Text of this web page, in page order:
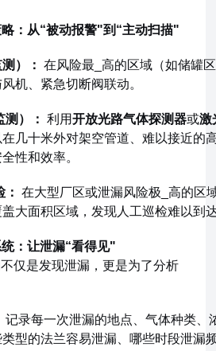
：从“被动报警"到“主动扫描"
）： 在风险最_高的区域（如储罐
机、紧急切断阀联动。
）： 利用开放光路气体探测器或激
几十米外对架空管道、难以接近的
性和效率。
在大型厂区或泄漏风险极_高的区
大面积区域，发现人工巡检难以到
：让泄漏“看得见"
仅是发现泄漏，更是为了分析
记录每一次泄漏的地点、气体种类
型的法兰容易泄漏、哪些时段泄漏